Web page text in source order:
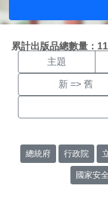
累計出版品總數量：
機關搜尋
主題
新 => 舊
總統府 行政院
國家安